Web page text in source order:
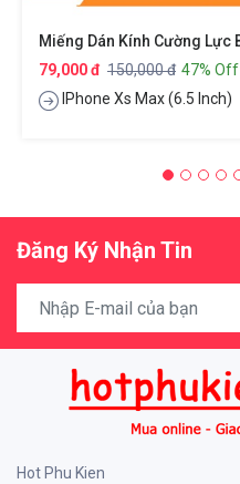
79,000 đ 150,000 đ 47% Off
IPhone Xs Max (6.5 Inch)
Đăng Ký Nhận Tin
Hot Phu Kien